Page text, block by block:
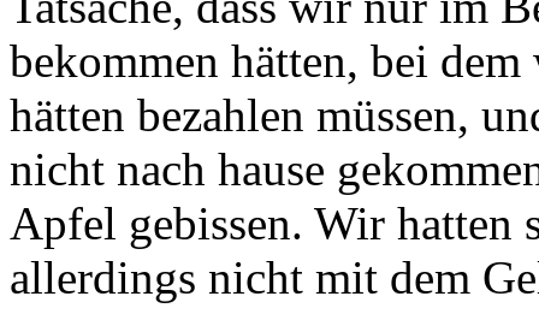
bekommen hätten, bei
hätten bezahlen müssen,
nicht nach hause
Apfel gebissen. Wir hatten
allerdings nicht mit dem